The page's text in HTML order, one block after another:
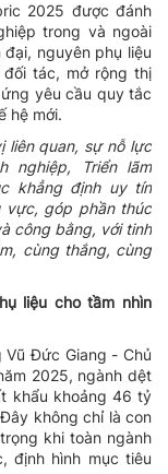
2025 được đánh
trong và ngoài
nguyên phụ liệu
tác, mở rộng thị
yêu cầu quy tắc
hệ mới.
liên quan, sự nỗ lực
nghiệp, Triển lãm
khẳng định uy tín
vực, góp phần thúc
công bằng, với tinh
cùng thắng, cùng
liệu cho tầm nhìn
Vũ Đức Giang - Chủ
2025, ngành dệt
khẩu khoảng 46 tỷ
không chỉ là con
khi toàn ngành
định hình mục tiêu